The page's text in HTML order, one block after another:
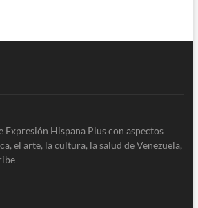
Expresión Hispana Plus con aspectos
el arte, la cultura, la salud de Venezuela,